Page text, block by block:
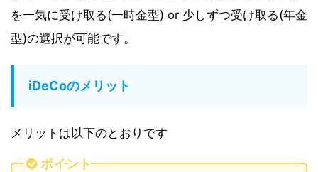
を一気に受け取る(一時金型) or 少しずつ受け取る(年金
型)の選択が可能です。
iDeCoのメリット
メリットは以下のとおりです
ポイント